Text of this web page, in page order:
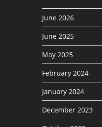
June 2026
June 2025
May 2025
February 2024
January 2024
December 2023